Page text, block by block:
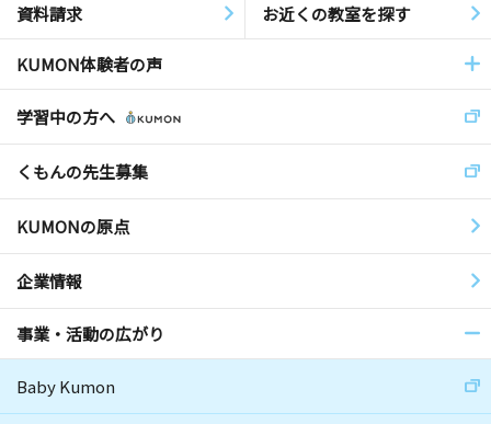
資料請求 お近くの教室を探す
KUMON体験者の声
学習中の方へ
くもんの先生募集
KUMONの原点
企業情報
事業・活動の広がり
Baby Kumon